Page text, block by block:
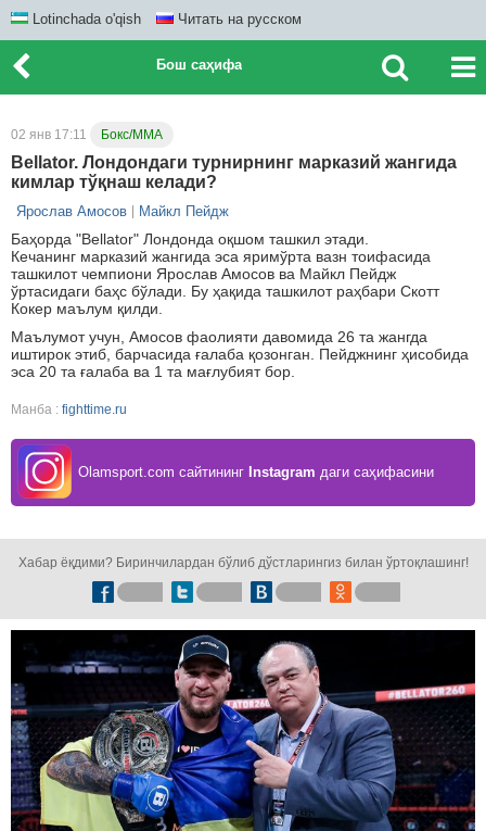
Lotinchada o'qish Читать на русском
Бош саҳифа
02 янв 17:11 Бокс/ММА
Bellator. Лондондаги турнирнинг марказий жангида
кимлар тўқнаш келади?
Ярослав Амосов Майкл Пейдж
Баҳорда "Bellator" Лондонда оқшом ташкил этади.
Кечанинг марказий жангида эса яримўрта вазн тоифасида
ташкилот чемпиони Ярослав Амосов ва Майкл Пейдж
ўртасидаги баҳс бўлади. Бу ҳақида ташкилот раҳбари Скотт
Кокер маълум қилди.
Маълумот учун, Амосов фаолияти давомида 26 та жангда
иштирок этиб, барчасида ғалаба қозонган. Пейджнинг ҳисобида
эса 20 та ғалаба ва 1 та мағлубият бор.
Манба : fighttime.ru
Olamsport.com сайтининг Instagram даги саҳифасини
Хабар ёқдими? Биринчилардан бўлиб дўстларингиз билан ўртоқлашинг!